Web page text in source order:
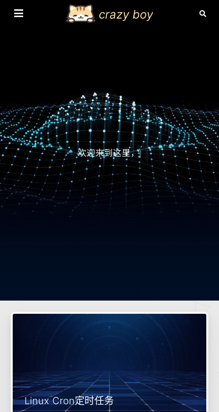
crazy boy
欢迎来到这里，也|
Linux Cron定时任务